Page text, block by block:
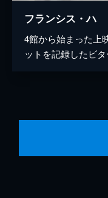
フランシス・ハ
4館から始まった上
ットを記録したビ